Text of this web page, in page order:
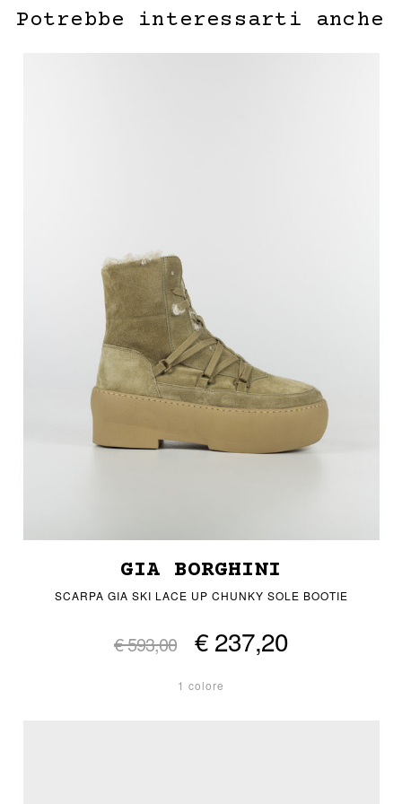
Potrebbe interessarti anche
GIA BORGHINI
SCARPA GIA SKI LACE UP CHUNKY SOLE BOOTIE
€ 593,00 € 237,20
1 colore